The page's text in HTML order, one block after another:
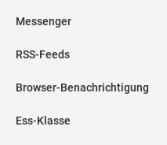
Messenger
RSS-Feeds
Browser-Benachrichtigung
Ess-Klasse